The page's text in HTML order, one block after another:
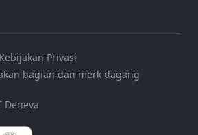
Kebijakan Privasi
bagian dan merk dagang
Deneva